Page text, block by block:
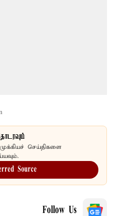
செய்திகளை
Source
Follow Us